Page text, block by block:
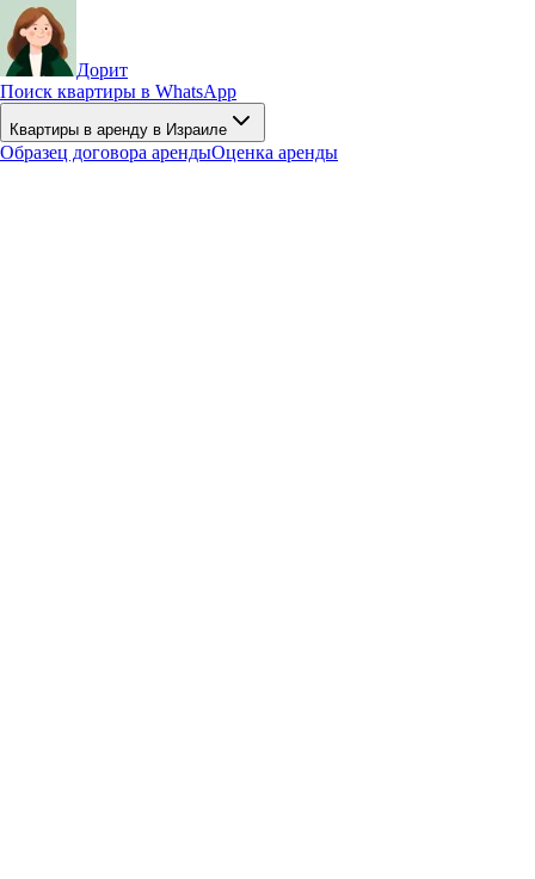
Дорит
Поиск квартиры в WhatsApp
Квартиры в аренду в Израиле
Образец договора арендыОценка аренды